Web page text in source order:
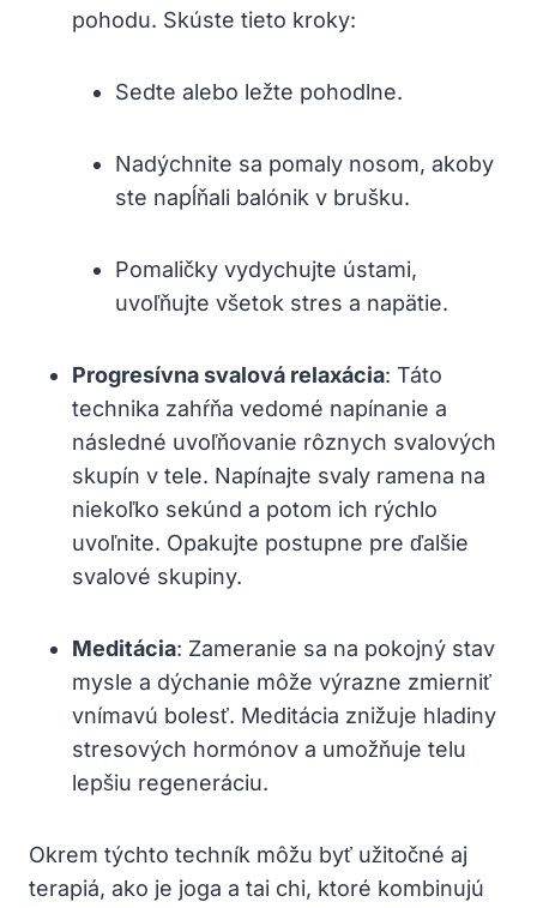
pohodu. Skúste tieto kroky:
Sedte alebo ležte pohodlne.
Nadýchnite sa pomaly nosom, akoby
ste napĺňali balónik v brušku.
Pomaličky vydychujte ústami,
uvoľňujte všetok stres a napätie.
Progresívna svalová relaxácia: Táto
technika zahŕňa vedomé napínanie a
následné uvoľňovanie rôznych svalových
skupín v tele. Napínajte svaly ramena na
niekoľko sekúnd a potom ich rýchlo
uvoľnite. Opakujte postupne pre ďalšie
svalové skupiny.
Meditácia: Zameranie sa na pokojný stav
mysle a dýchanie môže výrazne zmierniť
vnímavú bolesť. Meditácia znižuje hladiny
stresových hormónov a umožňuje telu
lepšiu regeneráciu.
Okrem týchto techník môžu byť užitočné aj
terapiá, ako je joga a tai chi, ktoré kombinujú